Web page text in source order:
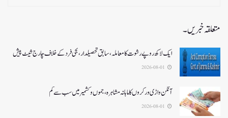
متعلقہ خبریں۔
ایک لاکھ روپے رشوت کا معاملہ،سابق تحصیلدار، نجی فرد کے خلاف چارج شیٹ پیش
آنگن واڑی ورکروں کا ماہانہ مشاہرہ، جموں و کشمیر میں سب سے کم